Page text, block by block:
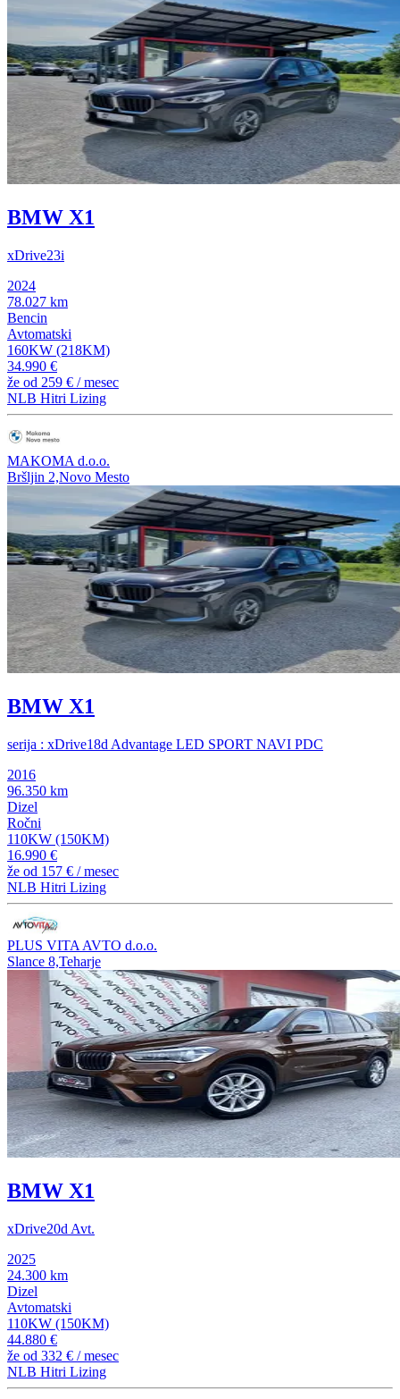
BMW X1
xDrive23i
2024
78.027 km
Bencin
Avtomatski
160KW (218KM)
34.990 €
že od 259 € / mesec
NLB Hitri Lizing
MAKOMA d.o.o.
Bršljin 2,Novo Mesto
BMW X1
serija : xDrive18d Advantage LED SPORT NAVI PDC
2016
96.350 km
Dizel
Ročni
110KW (150KM)
16.990 €
že od 157 € / mesec
NLB Hitri Lizing
PLUS VITA AVTO d.o.o.
Slance 8,Teharje
BMW X1
xDrive20d Avt.
2025
24.300 km
Dizel
Avtomatski
110KW (150KM)
44.880 €
že od 332 € / mesec
NLB Hitri Lizing